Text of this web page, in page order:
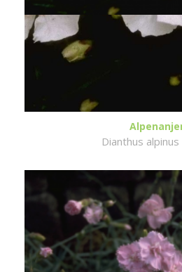
Dianthus alpinus